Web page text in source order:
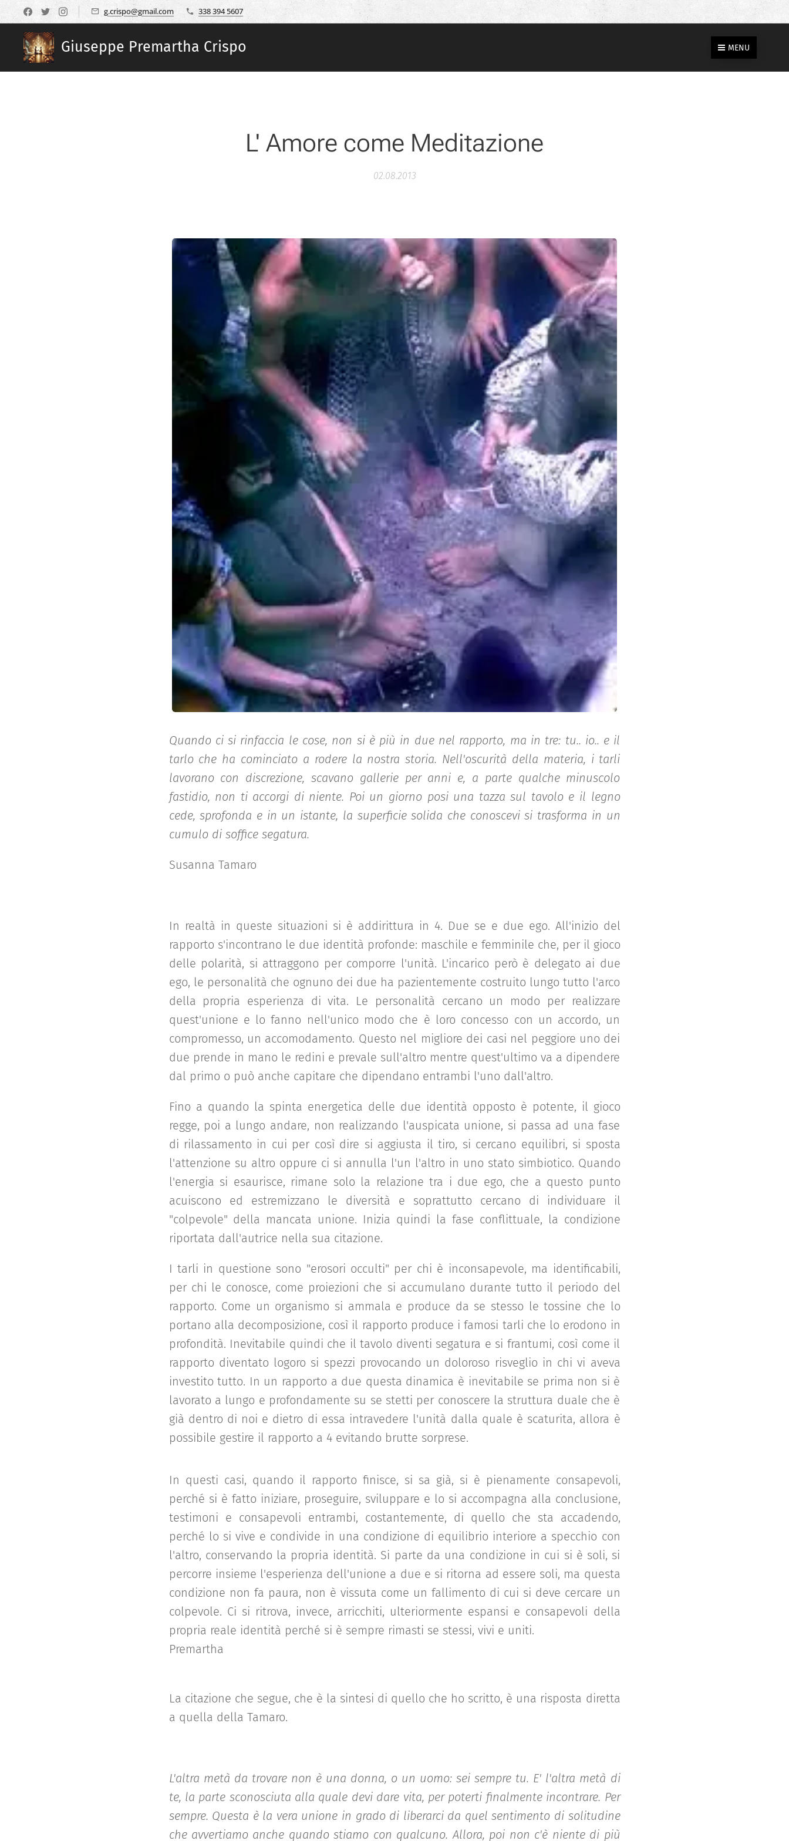
g.crispo@gmail.com 338 394 5607
Giuseppe Premartha Crispo MENU
L' Amore come Meditazione
02.08.2013
Quando ci si rinfaccia le cose, non si è più in due nel rapporto, ma in tre: tu.. io.. e il
tarlo che ha cominciato a rodere la nostra storia. Nell'oscurità della materia, i tarli
lavorano con discrezione, scavano gallerie per anni e, a parte qualche minuscolo
fastidio, non ti accorgi di niente. Poi un giorno posi una tazza sul tavolo e il legno
cede, sprofonda e in un istante, la superficie solida che conoscevi si trasforma in un
cumulo di soffice segatura.
Susanna Tamaro
In realtà in queste situazioni si è addirittura in 4. Due se e due ego. All'inizio del
rapporto s'incontrano le due identità profonde: maschile e femminile che, per il gioco
delle polarità, si attraggono per comporre l'unità. L'incarico però è delegato ai due
ego, le personalità che ognuno dei due ha pazientemente costruito lungo tutto l'arco
della propria esperienza di vita. Le personalità cercano un modo per realizzare
quest'unione e lo fanno nell'unico modo che è loro concesso con un accordo, un
compromesso, un accomodamento. Questo nel migliore dei casi nel peggiore uno dei
due prende in mano le redini e prevale sull'altro mentre quest'ultimo va a dipendere
dal primo o può anche capitare che dipendano entrambi l'uno dall'altro.
Fino a quando la spinta energetica delle due identità opposto è potente, il gioco
regge, poi a lungo andare, non realizzando l'auspicata unione, si passa ad una fase
di rilassamento in cui per così dire si aggiusta il tiro, si cercano equilibri, si sposta
l'attenzione su altro oppure ci si annulla l'un l'altro in uno stato simbiotico. Quando
l'energia si esaurisce, rimane solo la relazione tra i due ego, che a questo punto
acuiscono ed estremizzano le diversità e soprattutto cercano di individuare il
"colpevole" della mancata unione. Inizia quindi la fase conflittuale, la condizione
riportata dall'autrice nella sua citazione.
I tarli in questione sono "erosori occulti" per chi è inconsapevole, ma identificabili,
per chi le conosce, come proiezioni che si accumulano durante tutto il periodo del
rapporto. Come un organismo si ammala e produce da se stesso le tossine che lo
portano alla decomposizione, così il rapporto produce i famosi tarli che lo erodono in
profondità. Inevitabile quindi che il tavolo diventi segatura e si frantumi, così come il
rapporto diventato logoro si spezzi provocando un doloroso risveglio in chi vi aveva
investito tutto. In un rapporto a due questa dinamica è inevitabile se prima non si è
lavorato a lungo e profondamente su se stetti per conoscere la struttura duale che è
già dentro di noi e dietro di essa intravedere l'unità dalla quale è scaturita, allora è
possibile gestire il rapporto a 4 evitando brutte sorprese.
In questi casi, quando il rapporto finisce, si sa già, si è pienamente consapevoli,
perché si è fatto iniziare, proseguire, sviluppare e lo si accompagna alla conclusione,
testimoni e consapevoli entrambi, costantemente, di quello che sta accadendo,
perché lo si vive e condivide in una condizione di equilibrio interiore a specchio con
l'altro, conservando la propria identità. Si parte da una condizione in cui si è soli, si
percorre insieme l'esperienza dell'unione a due e si ritorna ad essere soli, ma questa
condizione non fa paura, non è vissuta come un fallimento di cui si deve cercare un
colpevole. Ci si ritrova, invece, arricchiti, ulteriormente espansi e consapevoli della
propria reale identità perché si è sempre rimasti se stessi, vivi e uniti.
Premartha
La citazione che segue, che è la sintesi di quello che ho scritto, è una risposta diretta
a quella della Tamaro.
L'altra metà da trovare non è una donna, o un uomo: sei sempre tu. E' l'altra metà di
te, la parte sconosciuta alla quale devi dare vita, per poterti finalmente incontrare. Per
sempre. Questa è la vera unione in grado di liberarci da quel sentimento di solitudine
che avvertiamo anche quando stiamo con qualcuno. Allora, poi non c'è niente di più